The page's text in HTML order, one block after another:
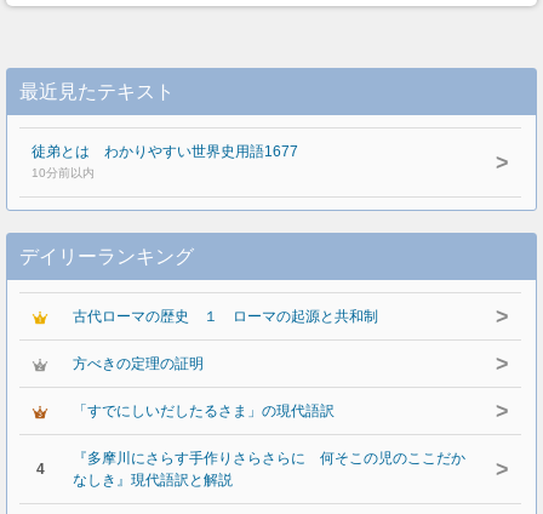
最近見たテキスト
徒弟とは わかりやすい世界史用語1677
10分前以内 >
デイリーランキング
古代ローマの歴史 １ ローマの起源と共和制 >
方べきの定理の証明 >
「すでにしいだしたるさま」の現代語訳 >
4
『多摩川にさらす手作りさらさらに 何そこの児のここだか
なしき』現代語訳と解説
>